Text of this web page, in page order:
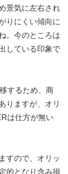
景気に左右され
りにくい傾向に
。今のところは
している印象で
するため、商
りますが、オリ
は仕方が無い
すので、オリッ
的となり含み損